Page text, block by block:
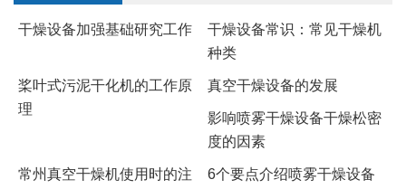
干燥设备加强基础研究工作
干燥设备常识：常见干燥机
种类
桨叶式污泥干化机的工作原
理
真空干燥设备的发展
影响喷雾干燥设备干燥松密
度的因素
常州真空干燥机使用时的注
6个要点介绍喷雾干燥设备